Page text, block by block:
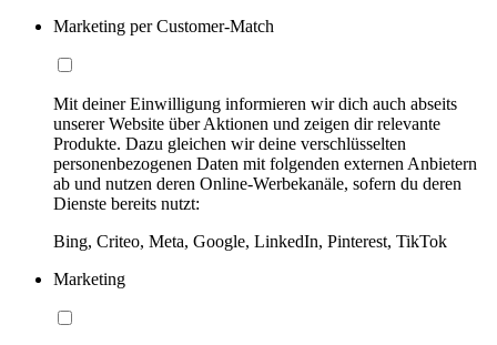
Marketing per Customer-Match
Mit deiner Einwilligung informieren wir dich auch abseits
unserer Website über Aktionen und zeigen dir relevante
Produkte. Dazu gleichen wir deine verschlüsselten
personenbezogenen Daten mit folgenden externen Anbietern
ab und nutzen deren Online-Werbekanäle, sofern du deren
Dienste bereits nutzt:
Bing, Criteo, Meta, Google, LinkedIn, Pinterest, TikTok
Marketing